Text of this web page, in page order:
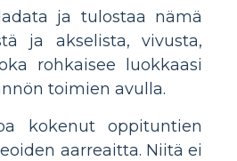
ja tulostaa nämä
ja akselista, vivusta,
rohkaisee luokkaasi
toimien avulla.
kokenut oppituntien
aarreaitta. Niitä ei